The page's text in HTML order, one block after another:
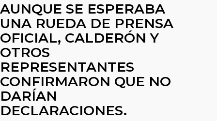
AUNQUE SE ESPERABA
UNA RUEDA DE PRENSA
OFICIAL, CALDERÓN Y
OTROS
REPRESENTANTES
CONFIRMARON QUE NO
DARÍAN
DECLARACIONES.